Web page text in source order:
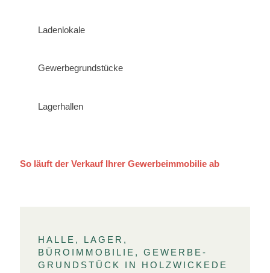
Ladenlokale
Gewerbegrundstücke
Lagerhallen
So läuft der Verkauf Ihrer Gewerbeimmobilie ab
HALLE, LAGER,
BÜROIMMOBILIE, GEWERBE-
GRUNDSTÜCK IN HOLZWICKEDE